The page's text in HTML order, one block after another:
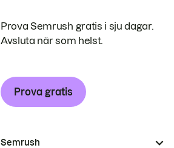
Prova Semrush gratis i sju dagar.
Avsluta när som helst.
Prova gratis
Semrush